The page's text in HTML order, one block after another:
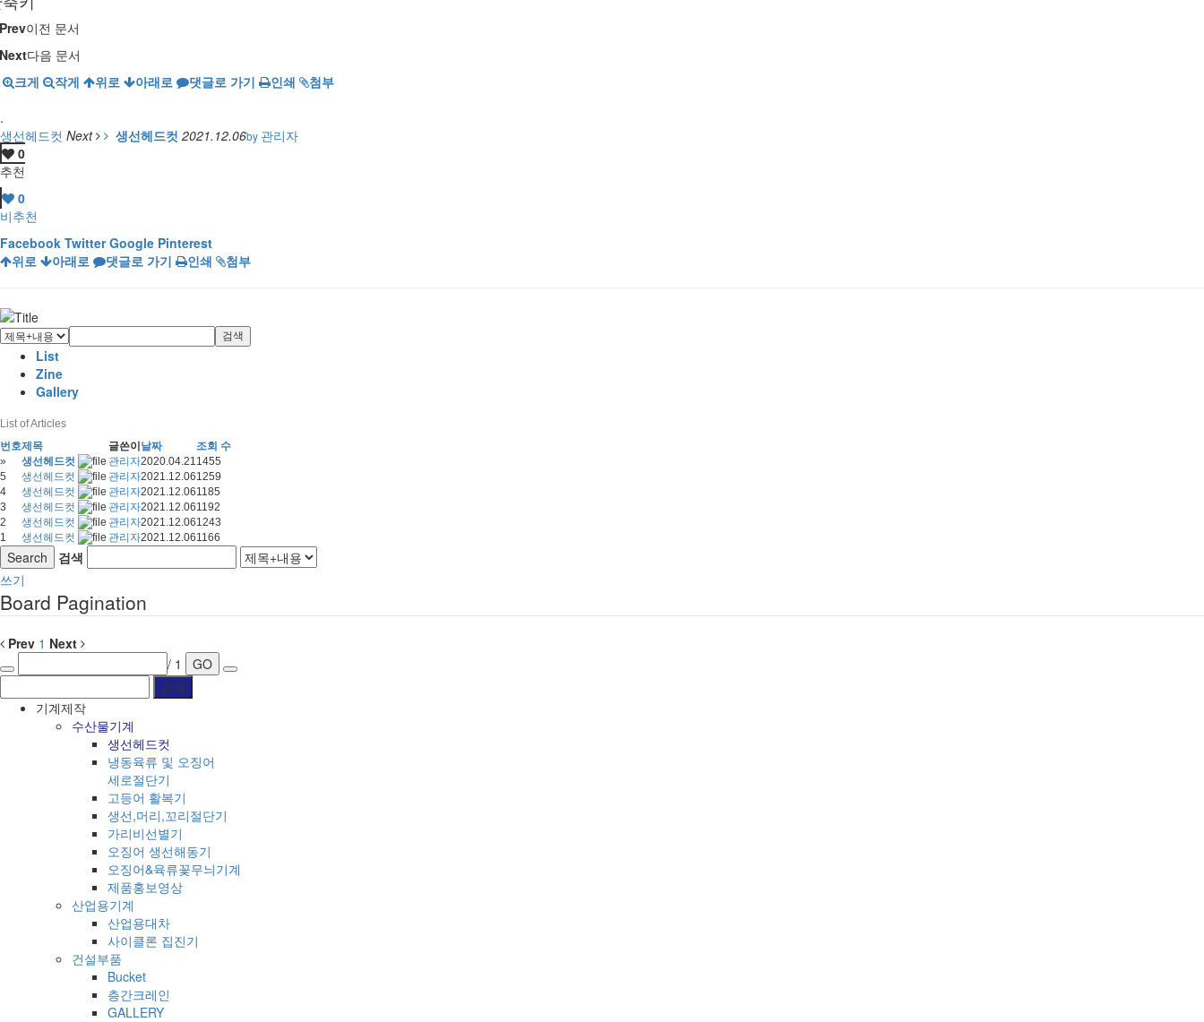
Prev이전 문서
Next다음 문서
크게
작게 위로 아래로 댓글로 가기 인쇄
첨부
.
생선헤드컷 Next 생선헤드컷 2021.12.06by 관리자
0
추천
0
비추천
Facebook Twitter Google Pinterest
위로
아래로 댓글로 가기 인쇄 첨부
검색
List
Zine
Gallery
List of Articles
번호제목 글쓴이날짜
조회 수
»
생선헤드컷 관리자2020.04.211455
5
생선헤드컷 관리자2021.12.061259
4
생선헤드컷 관리자2021.12.061185
3
생선헤드컷 관리자2021.12.061192
2
생선헤드컷 관리자2021.12.061243
1
생선헤드컷 관리자2021.12.061166
Search
검색
쓰기
Board Pagination
Prev 1 Next
/ 1
GO
기계제작
수산물기계
생선헤드컷
냉동육류 및 오징어
세로절단기
고등어 활복기
생선,머리,꼬리절단기
가리비선별기
오징어 생선해동기
오징어&육류꽃무늬기계
제품홍보영상
산업용기계
산업용대차
사이클론 집진기
건설부품
Bucket
층간크레인
GALLERY